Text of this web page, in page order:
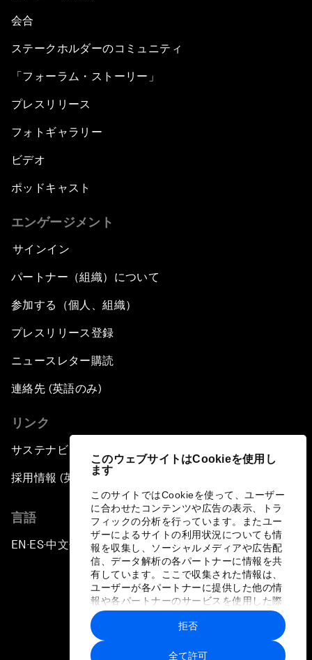
このウェブサイトはCookieを使用し
ます
このサイトではCookieを使って、ユーザー
に合わせたコンテンツや広告の表示、トラ
フィックの分析を行っています。またユー
ザーによるサイトの利用状況についても情
報を収集し、ソーシャルメディアや広告配
信、データ解析の各パートナーに情報を共
有しています。ここで収集された情報は、
ユーザーが各パートナーに提供した他の情
報や各パートナーのサービスを使用した際
に収集された情報と組み合わされ、各パー
トナーによって使用されることがありま
す。
全て許可
拒否
会合
ステークホルダーのコミュニティ
「フォーラム・ストーリー」
プレスリリース
フォトギャラリー
ビデオ
ポッドキャスト
エンゲージメント
サインイン
パートナー（組織）について
参加する（個人、組織）
プレスリリース登録
ニュースレター購読
連絡先 (英語のみ)
リンク
サステナビリティへの取り組み
採用情報 (英語のみ)
言語
EN ▪ES▪中文▪ 日本語
プライバシーポリシーと利用規約